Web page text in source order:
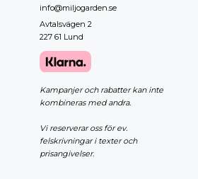
info@miljogarden.se
Avtalsvägen 2
227 61 Lund
Kampanjer och rabatter kan inte
kombineras med andra.
Vi reserverar oss för ev.
felskrivningar i texter och
prisangivelser.